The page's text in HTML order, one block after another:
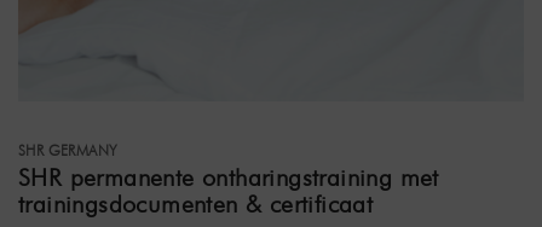
SHR GERMANY
SHR permanente ontharingstraining met
trainingsdocumenten & certificaat